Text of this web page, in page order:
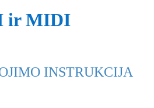
ir MIDI
INSTRUKCIJA